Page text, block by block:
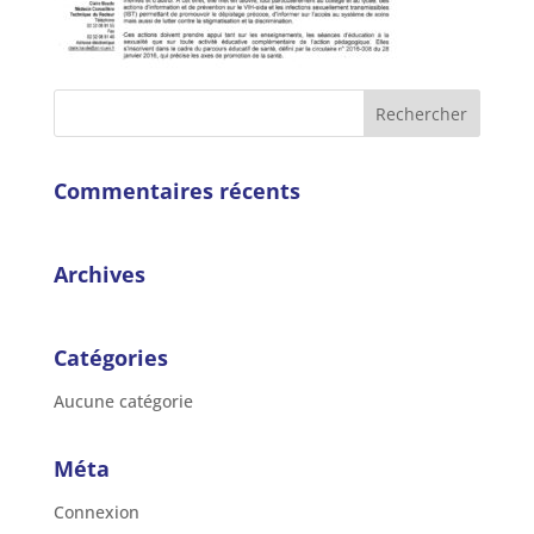
Commentaires récents
Archives
Catégories
Aucune catégorie
Méta
Connexion